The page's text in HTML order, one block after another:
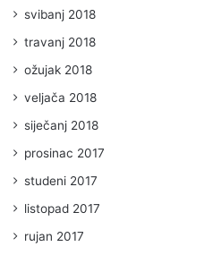
svibanj 2018
travanj 2018
ožujak 2018
veljača 2018
siječanj 2018
prosinac 2017
studeni 2017
listopad 2017
rujan 2017